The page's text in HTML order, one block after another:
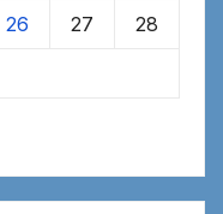
26 27 28